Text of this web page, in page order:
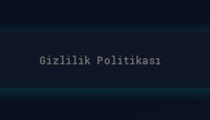
Gizlilik Politikası